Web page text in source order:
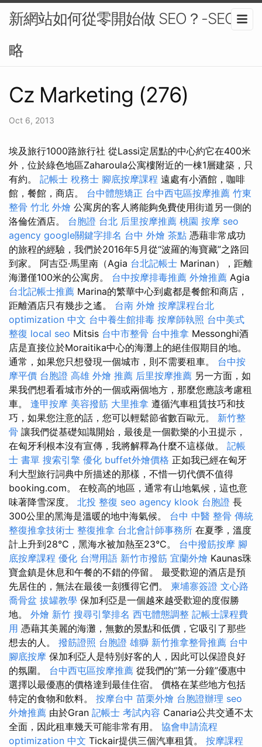
新網站如何從零開始做 SEO？-SEO策
略
Cz Marketing (276)
Oct 6, 2013
埃及旅行1000路旅行社 從Lassi定居點的中心約它在400米
外，位於綠色地區Zaharoula公寓樓附近的一棟1層建築，只
有約。 記帳士 稅務士 腳底按摩課程 遠處有小酒館，咖啡
館，餐館，商店。 台中體態矯正 台中西屯區按摩推薦 竹東
整骨 竹北 外燴 公寓房的客人將能夠免費使用街道另一側的
洛倫佐酒店。 台胞證 台北 后里按摩推薦 桃園 按摩 seo
agency google關鍵字排名 台中 外燴 茶點 憑藉非常成功
的旅程的經驗，我們於2016年5月從“波羅的海寶藏”之路回
到家。 阿吉亞·馬里南（Agia 台北記帳士 Marinan），距離
海灘僅100米的公寓房。 台中按摩排毒推薦 外燴推薦 Agia
台北記帳士推薦 Marina的繁華中心到處都是餐館和商店，
距離酒店只有幾步之遙。 台南 外燴 按摩課程台北
optimization 中文 台中養生館排毒 按摩師執照 台中美式
整復 local seo Mitsis 台中市整骨 台中推拿 Messonghi酒
店是直接位於Moraitika中心的海灘上的絕佳假期目的地。
通常，如果您只想發現一個城市，則不需要租車。 台中按
摩平價 台胞證 高雄 外燴 推薦 后里按摩推薦 另一方面，如
果我們想看看城市外的一個或兩個地方，那麼您應該考慮租
車。 逢甲按摩 美容撥筋 大里推拿 遵循汽車租賃技巧和技
巧，如果您注意的話，您可以輕鬆節省數百歐元。 新竹整
骨 讓我們從基礎知識開始，最後是一個歡樂的小丑提示，
在匈牙利根本沒有宣傳，我將解釋為什麼不這樣做。 記帳
士 書單 搜索引擎 優化 buffet外燴價格 正如我已經在匈牙
利大型旅行詞典中所描述的那樣，不惜一切代價不值得
booking.com。 在較高的地區，通常有山地氣候，這也意
味著降雪深度。 北投 整復 seo agency klook 台胞證 長
300公里的黑海是溫暖的地中海氣候。 台中 中醫 整骨 傳統
整復推拿技術士 整復推拿 台北會計師事務所 在夏季，溫度
計上升到28°C，黑海水被加熱至23°C。 台中撥筋按摩 腳
底按摩課程 優化 台灣用語 新竹市撥筋 宜蘭外燴 Kaunas珠
寶盒鎮是休息和午餐的不錯的停留。 最受歡迎的酒店是預
先居住的，無法在最後一刻獲得它們。 柬埔寨簽證 文心路
喬骨盆 拔罐教學 保加利亞是一個越來越受歡迎的度假勝
地。 外燴 新竹 搜尋引擎排名 西屯體態調整 記帳士課程費
用 憑藉其美麗的海灘，無數的景點和低價，它吸引了那些
想去的人。 撥筋證照 台胞證 雄獅 新竹推拿整骨推薦 台中
腳底按摩 保加利亞人是特別好客的人，因此可以保證良好
的氛圍。 台中西屯區按摩推薦 從我們的“第一分鐘”優惠中
選擇以最優惠的價格達到最佳住宿。 價格在某些地方包括
特定的食物和飲料。 按摩台中 苗栗外燴 台胞證辦理 seo
外燴推薦 由於Gran 記帳士 考試內容 Canaria公共交通不太
全面，因此租車幾天可能非常有用。 協會申請流程
optimization 中文 Tickair提供三個汽車租賃。 按摩課程